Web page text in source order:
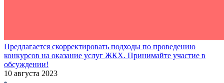
Предлагается скорректировать подходы по проведению
конкурсов на оказание услуг ЖКХ. Принимайте участие в
обсуждении!
10 августа 2023